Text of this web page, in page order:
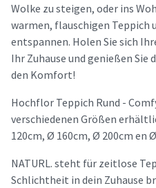
Wolke zu steigen, oder ins
warmen, flauschigen Teppich
entspannen. Holen Sie sich
Ihr Zuhause und genießen
den Komfort!
Hochflor Teppich Rund -
verschiedenen Größen
120cm, Ø 160cm, Ø 200cm en
NATURL. steht für zeitlose
Schlichtheit in dein Zuhause